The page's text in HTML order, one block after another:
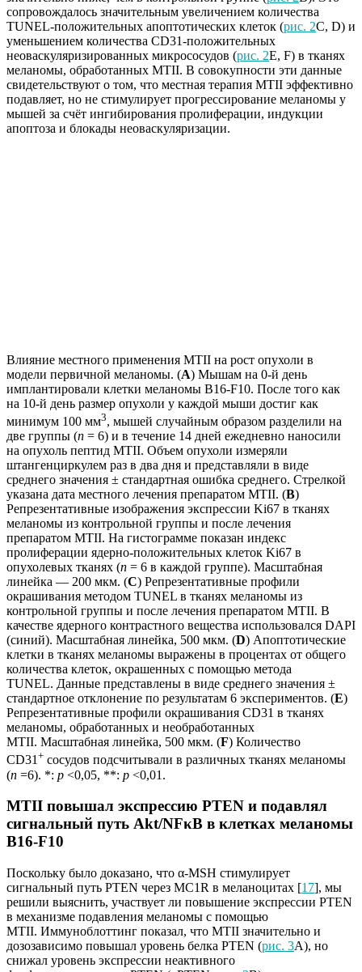
сопровождалось значительным увеличением количества
TUNEL-положительных апоптотических клеток (рис. 2C, D) и
уменьшением количества CD31-положительных
неоваскуляризированных микрососудов (рис. 2E, F) в тканях
меланомы, обработанных MTII. В совокупности эти данные
свидетельствуют о том, что местная терапия MTII эффективно
подавляет, но не стимулирует прогрессирование меланомы у
мышей за счёт ингибирования пролиферации, индукции
апоптоза и блокады неоваскуляризации.
Влияние местного применения MTII на рост опухоли в
модели первичной меланомы. (A) Мышам на 0-й день
имплантировали клетки меланомы B16-F10. После того как
на 10-й день размер опухоли у каждой мыши достиг как
минимум 100 мм3, мышей случайным образом разделили на
две группы (n = 6) и в течение 14 дней ежедневно наносили
на опухоль пептид MTII. Объем опухоли измеряли
штангенциркулем раз в два дня и представляли в виде
среднего значения ± стандартная ошибка среднего. Стрелкой
указана дата местного лечения препаратом MTII. (B)
Репрезентативные изображения экспрессии Ki67 в тканях
меланомы из контрольной группы и после лечения
препаратом MTII. На гистограмме показан индекс
пролиферации ядерно-положительных клеток Ki67 в
опухолевых тканях (n = 6 в каждой группе). Масштабная
линейка — 200 мкм. (C) Репрезентативные профили
окрашивания методом TUNEL в тканях меланомы из
контрольной группы и после лечения препаратом MTII. В
качестве ядерного контрастного вещества использовался DAPI
(синий). Масштабная линейка, 500 мкм. (D) Апоптотические
клетки в тканях меланомы выражены в процентах от общего
количества клеток, окрашенных с помощью метода
TUNEL. Данные представлены в виде среднего значения ±
стандартное отклонение по результатам 6 экспериментов. (E)
Репрезентативные профили окрашивания CD31 в тканях
меланомы, обработанных и необработанных
MTII. Масштабная линейка, 500 мкм. (F) Количество
CD31+ сосудов подсчитывали в различных тканях меланомы
(n =6). *: p <0,05, **: p <0,01.
MTII повышал экспрессию PTEN и подавлял
сигнальный путь Akt/NFκB в клетках меланомы
B16-F10
Поскольку было доказано, что α-MSH стимулирует
сигнальный путь PTEN через MC1R в меланоцитах [17], мы
решили выяснить, участвует ли повышение экспрессии PTEN
в механизме подавления меланомы с помощью
MTII. Иммуноблоттинг показал, что MTII значительно и
дозозависимо повышал уровень белка PTEN (рис. 3A), но
снижал уровень экспрессии неактивного